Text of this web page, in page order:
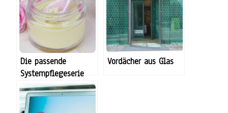
Die passende
Systempflegeserie
Vordächer aus Glas